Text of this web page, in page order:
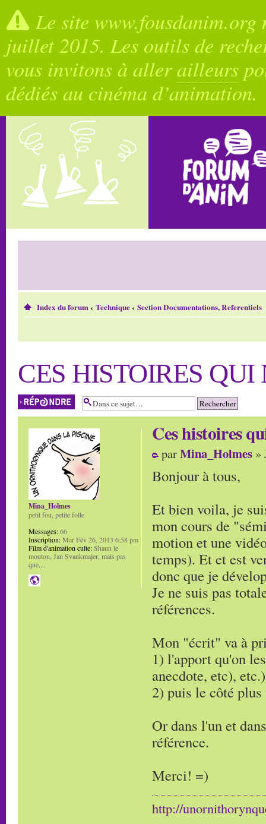
Le site
juillet 2015. Les outils de
vous invitons à allerailleurs
dédiés au cinéma d’animation.
Index du forum‹ Technique‹ Section Documentations, Referentiels
CES HISTOIRES
Répondre
Ces histoires
parMina_Holmes »
Bonjour à tous,
Et bien voila, je
mon cours de
motion et une
temps). Et et est
donc que je
Je ne suis pas
références.
Mon "écrit" va à
1) l'apport qu'on
anecdote, etc),
2) puis le côté
Or dans l'un et
référence.
Merci! =)
http://
Mina_Holmes
petit fou, petite folle
Messages:66
Inscription:Mar Fév 26, 2013 6:58 pm
Film d'animation culte:Shaun le
mouton, Jan Svankmajer, mais pas
que....